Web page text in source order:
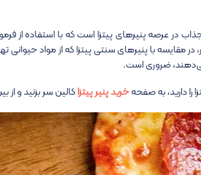
جذاب در عرصه پنیرهای پیتزا است که با استفاده
در مقایسه با پنیرهای سنتی پیتزا که از مواد
ضروری است.
را دارید، به صفحهخرید پنیر پیتزاکالین سر بزنید و از